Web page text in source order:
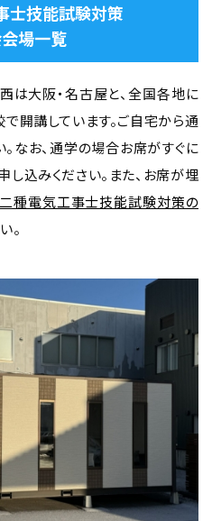
士技能試験対策
場一覧
は大阪・名古屋と、全国各地に
開講しています。ご自宅から通
なお、通学の場合お席がすぐに
し込みください。また、お席が埋
種電気工事士技能試験対策の
。